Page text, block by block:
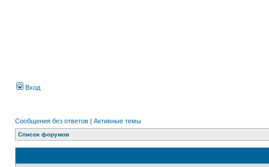
Вход
Сообщения без ответов | Активные темы
Список форумов